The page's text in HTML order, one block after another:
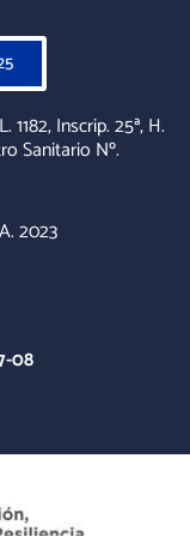
Inscrip. 25ª, H.
Sanitario Nº.
2023
08